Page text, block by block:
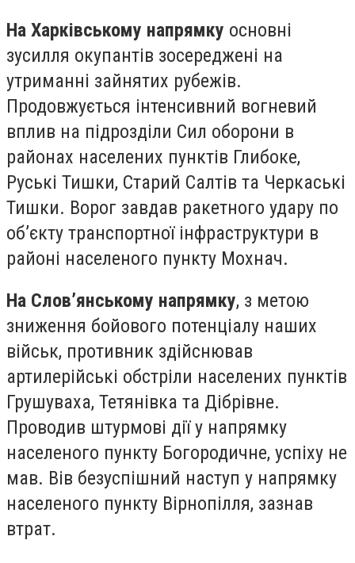
На Харківському напрямку основні
зусилля окупантів зосереджені на
утриманні зайнятих рубежів.
Продовжується інтенсивний вогневий
вплив на підрозділи Сил оборони в
районах населених пунктів Глибоке,
Руські Тишки, Старий Салтів та Черкаські
Тишки. Ворог завдав ракетного удару по
об’єкту транспортної інфраструктури в
районі населеного пункту Мохнач.
На Слов’янському напрямку, з метою
зниження бойового потенціалу наших
військ, противник здійснював
артилерійські обстріли населених пунктів
Грушуваха, Тетянівка та Дібрівне.
Проводив штурмові дії у напрямку
населеного пункту Богородичне, успіху не
мав. Вів безуспішний наступ у напрямку
населеного пункту Вірнопілля, зазнав
втрат.